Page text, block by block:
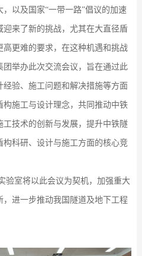
，以及国家“一带一路”倡议的加速
来了新的挑战，尤其在大直径盾
更难的要求，在这种机遇和挑战
举办此次交流会议，旨在通过此
验、施工问题和解决措施等方面
施工与设计理念，共同推动中铁
工技术的创新与发展，提升中铁隧
科研、设计与施工方面的核心竞
验室将以此会议为契机，加强重大
进一步推动我国隧道及地下工程